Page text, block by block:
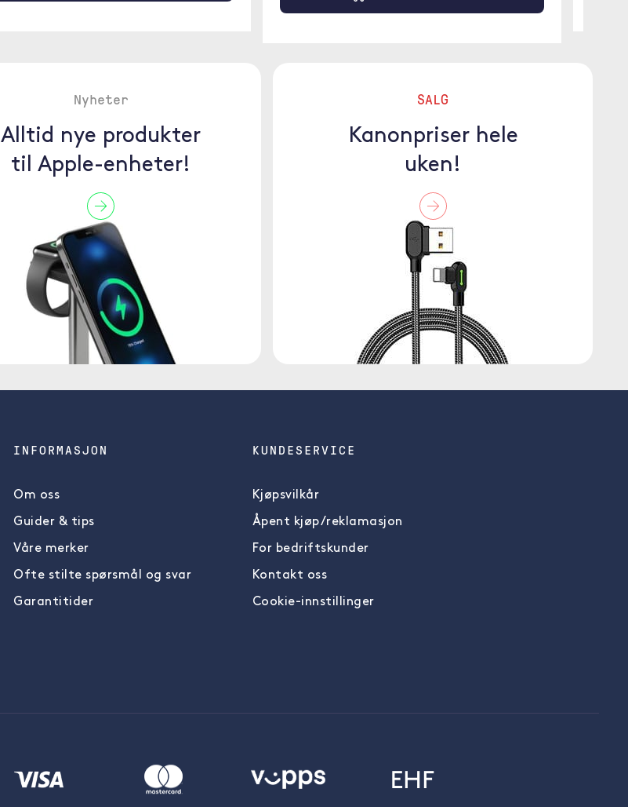
Nyheter
Alltid nye produkter
til Apple-enheter!
SALG
Kanonpriser hele
uken!
INFORMASJON
Om oss
Guider & tips
Våre merker
Ofte stilte spørsmål og svar
Garantitider
KUNDESERVICE
Kjøpsvilkår
Åpent kjøp/reklamasjon
For bedriftskunder
Kontakt oss
Cookie-innstillinger